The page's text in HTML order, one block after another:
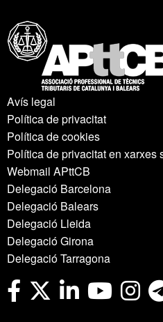
Avís legal
Política de privacitat
Política de cookies
Política de privacitat en xarxes
Webmail APttCB
Delegació Barcelona
Delegació Balears
Delegació Lleida
Delegació Girona
Delegació Tarragona